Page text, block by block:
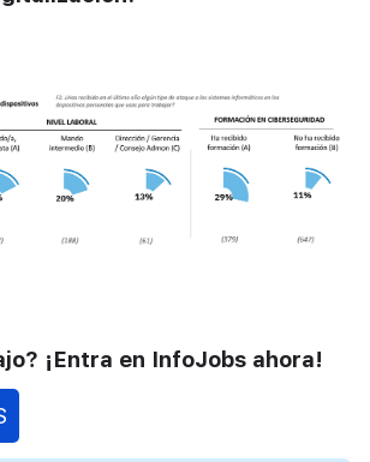
¡Entra en InfoJobs ahora!